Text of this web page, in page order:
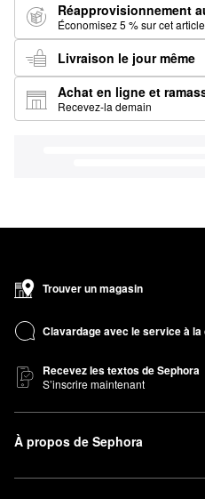
Réapprovisionnement
Économisez 5 % sur cet article
Livraison le jour même
Achat en ligne et
Recevez-la demain
Trouver un magasin
Clavardage avec le service à la
Recevez les textos de Sephora
S’inscrire maintenant
À propos de Sephora